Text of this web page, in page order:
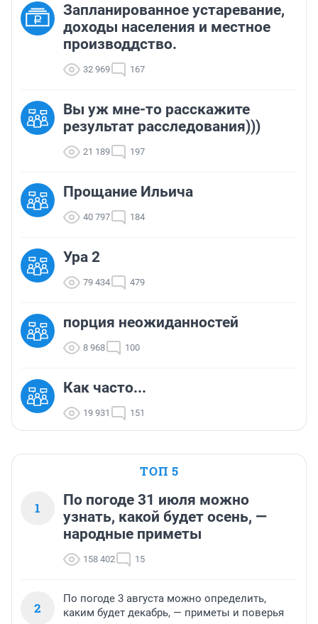
Запланированное устаревание,
доходы населения и местное
производдство.
32 969 167
Вы уж мне-то расскажите
результат расследования)))
21 189 197
Прощание Ильича
40 797 184
Ура 2
79 434 479
порция неожиданностей
8 968 100
Как часто...
19 931 151
ТОП 5
1
По погоде 31 июля можно
узнать, какой будет осень, —
народные приметы
158 402 15
2
По погоде 3 августа можно определить,
каким будет декабрь, — приметы и поверья